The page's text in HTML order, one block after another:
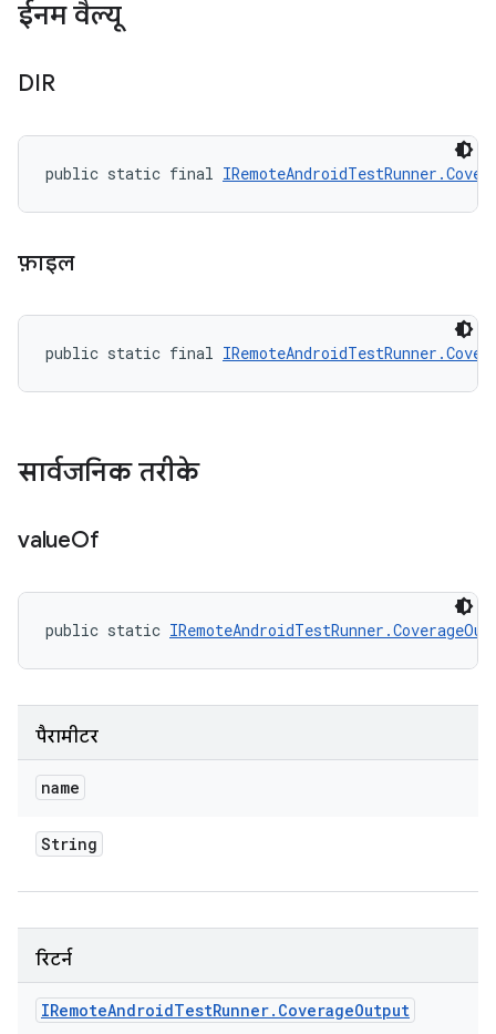
ईनम वैल्यू
DIR
public static final
फ़ाइल
public static final
सार्वजनिक तरीके
valueOf
public static
पैरामीटर
name
String
रिटर्न
IRemoteAndroidTestRunner. CoverageOutput